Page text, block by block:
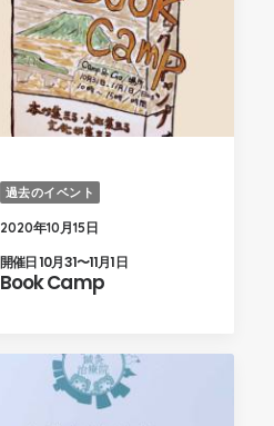
過去のイベント
2020年10月15日
開催日 10月31〜11月1日
Book Camp